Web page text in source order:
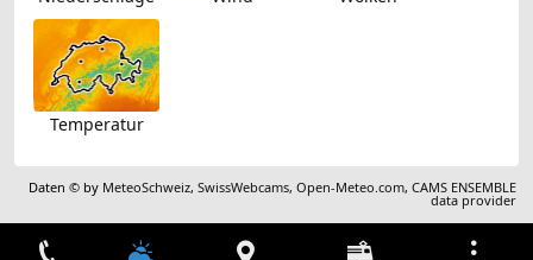
Temperatur
Daten © by MeteoSchweiz,SwissWebcams,Open-Meteo.com,CAMS ENSEMBLE
data provider